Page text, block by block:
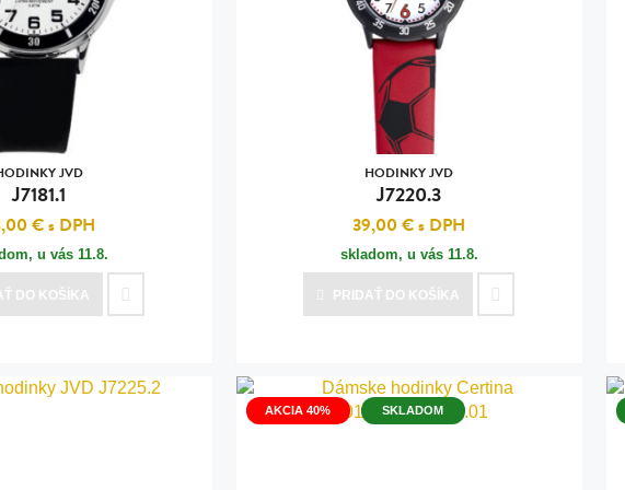
oceľ, silikón,
perla
oceľ, silikón,
oceľ
oceľ
oceľ
JVD
J7181.1
€s DPH
u vás 11.8.
DO KOŠÍKA
HODINKY JVD
J7220.3
39,00 €s DPH
skladom, u vás 11.8.
PRIDAŤ DO KOŠÍKA
AKCIA 40% SKLADOM